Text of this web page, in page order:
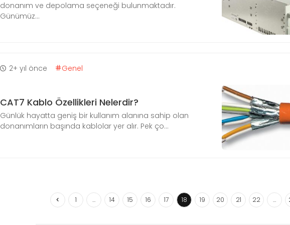
donanım ve depolama seçeneği bulunmaktadır.
Günümüz...
2+ yıl önce Genel
CAT7 Kablo Özellikleri Nelerdir?
Günlük hayatta geniş bir kullanım alanına sahip olan
donanımların başında kablolar yer alır. Pek ço...
1 … 14 15 16 17 18 19 20 21 22 …